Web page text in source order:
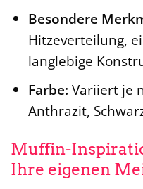
Besondere
Hitzeverteilung,
langlebige
Farbe: Variiert je
Anthrazit,
Muffin-
Ihre eigenen